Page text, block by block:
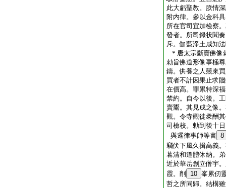
此大虧聖教。朕情
附内律。參以金科
所在官司宜加檢察
發者。所司録状聞
斥。伽藍淨土咸知
＊唐太宗斷賣佛像
勅旨佛道形像事極
鑄。供養之人競來
買者不計因果止求
在價高。罪累特深
禁約。自今以後。
賣鬻。其見成之像
觀。令寺觀徒衆酬
司檢校。勅到後十
與暹律事師等書 8
竊伏下風久揖高義
暮清和道體休納。
近於華岳創立僧宇
霞。削
10 峯累仞
哲之所同歸。結構